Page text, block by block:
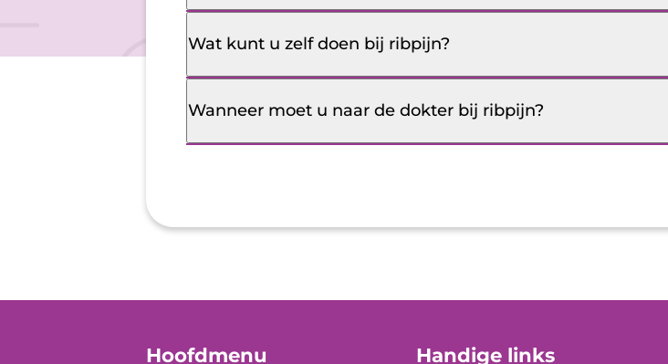
Wat kunt u zelf doen bij ribpijn?
Wanneer moet u naar de dokter bij ribpijn?
Hoofdmenu Handige links